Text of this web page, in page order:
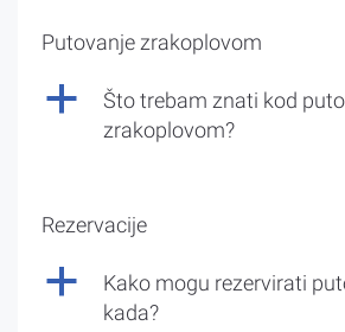
Putovanje zrakoplovom
a
Što trebam znati kod
zrakoplovom?
Rezervacije
a
Kako mogu rezervirati
kada?